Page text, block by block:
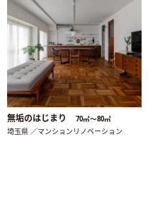
無垢のはじまり 70㎡〜80㎡
埼玉県 ／マンションリノベーション